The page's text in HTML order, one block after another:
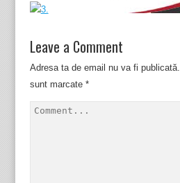
Leave a Comment
Adresa ta de email nu va fi publicată.
sunt marcate *